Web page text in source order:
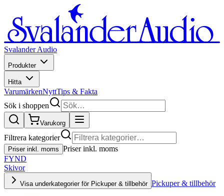
Svalander Audio
Produkter
Hitta
VarumärkenNyttTips & Fakta
Sök i shoppen
Varukorg
Filtrera kategorier
Priser inkl. moms Priser inkl. moms
FYND
Skivor
Visa underkategorier för Pickuper & tillbehör Pickuper & tillbehör